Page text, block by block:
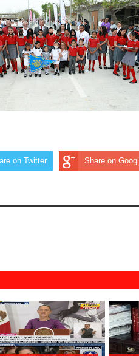
on Twitter Share on